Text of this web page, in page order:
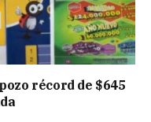
récord de $645